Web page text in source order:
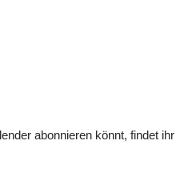
abonnieren könnt, findet ihr